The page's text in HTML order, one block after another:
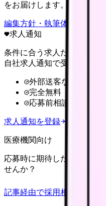
をお届けします。
編集方針・執筆体制・監修
求人通知
条件に合う求人だけ
自社求人通知で受け取る
外部送客なし
完全無料
応募前相談OK
求人通知を登録
医療機関向け
応募時に期待した働き方と
せんか？
記事経由で採用相談